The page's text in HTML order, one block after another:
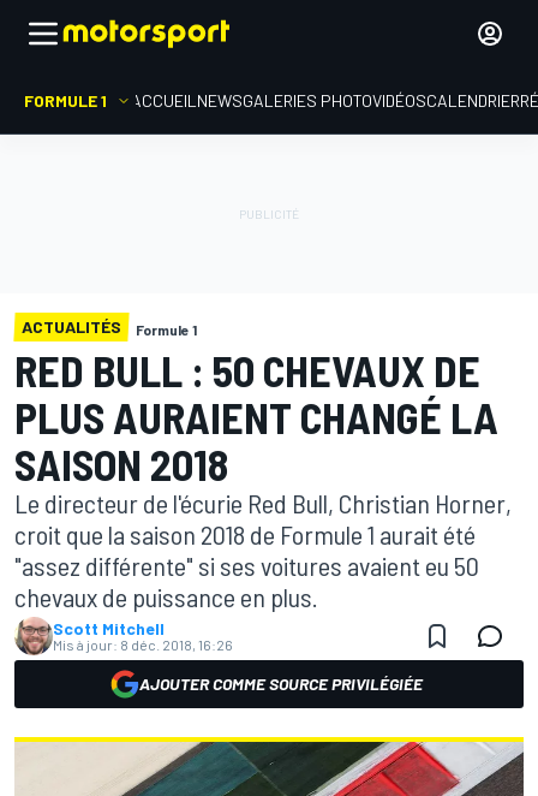
FORMULE 1 ACCUEIL NEWSGALERIES PHOTOVIDÉOSCALENDRIER
ACTUALITÉS Formule 1
RED BULL : 50 CHEVAUX DE
PLUS AURAIENT CHANGÉ LA
SAISON 2018
Le directeur de l'écurie Red Bull, Christian Horner,
croit que la saison 2018 de Formule 1 aurait été
"assez différente" si ses voitures avaient eu 50
chevaux de puissance en plus.
Scott Mitchell
Mis à jour: 8 déc. 2018, 16:26
AJOUTER COMME SOURCE PRIVILÉGIÉE